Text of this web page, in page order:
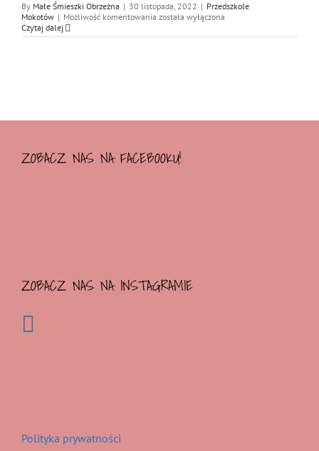
By Małe Śmieszki Obrzeżna | 30 listopada, 2022 | Przedszkole
Mokotów | Możliwość komentowania Zerówka
Małych
została wyłączona
Czytaj dalej
ZOBACZ NAS NA FACEBOOKU!
ZOBACZ NAS NA INSTAGRAMIE
Polityka prywatności